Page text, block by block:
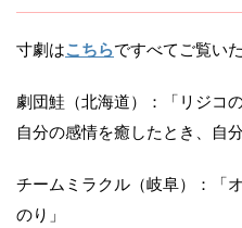
寸劇はこちらですべてご覧い
劇団鮭（北海道）：「リジコ
自分の感情を癒したとき、自
チームミラクル（岐阜）：「
のり」